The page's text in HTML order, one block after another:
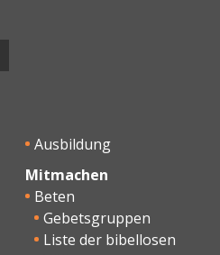
Ausbildung
Mitmachen
Beten
Gebetsgruppen
Liste der bibellosen